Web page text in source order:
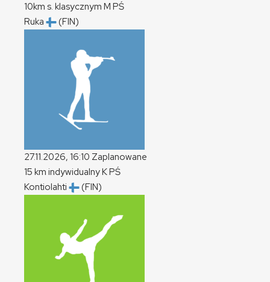
10km s. klasycznym M PŚ
Ruka
(FIN)
27.11.2026, 16:10 Zaplanowane
15 km indywidualnyKPŚ
Kontiolahti
(FIN)